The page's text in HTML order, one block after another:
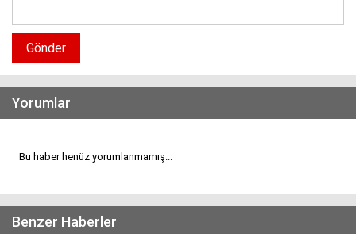
Gönder
Yorumlar
Bu haber henüz yorumlanmamış...
Benzer Haberler